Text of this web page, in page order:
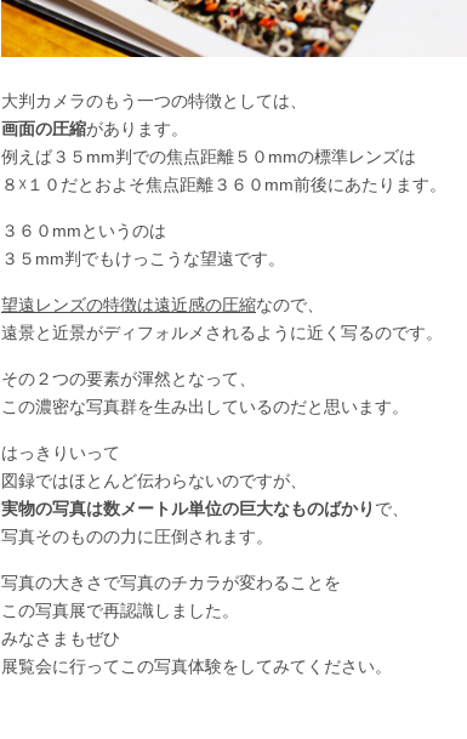
大判カメラのもう一つの特徴としては、
画面の圧縮があります。
例えば３５mm判での焦点距離５０mmの標準レンズは
８☓１０だとおよそ焦点距離３６０mm前後にあたります。
３６０mmというのは
３５mm判でもけっこうな望遠です。
望遠レンズの特徴は遠近感の圧縮なので、
遠景と近景がディフォルメされるように近く写るのです。
その２つの要素が渾然となって、
この濃密な写真群を生み出しているのだと思います。
はっきりいって
図録ではほとんど伝わらないのですが、
実物の写真は数メートル単位の巨大なものばかり で、
写真そのものの力に圧倒されます。
写真の大きさで写真のチカラが変わることを
この写真展で再認識しました。
みなさまもぜひ
展覧会に行ってこの写真体験をしてみてください。